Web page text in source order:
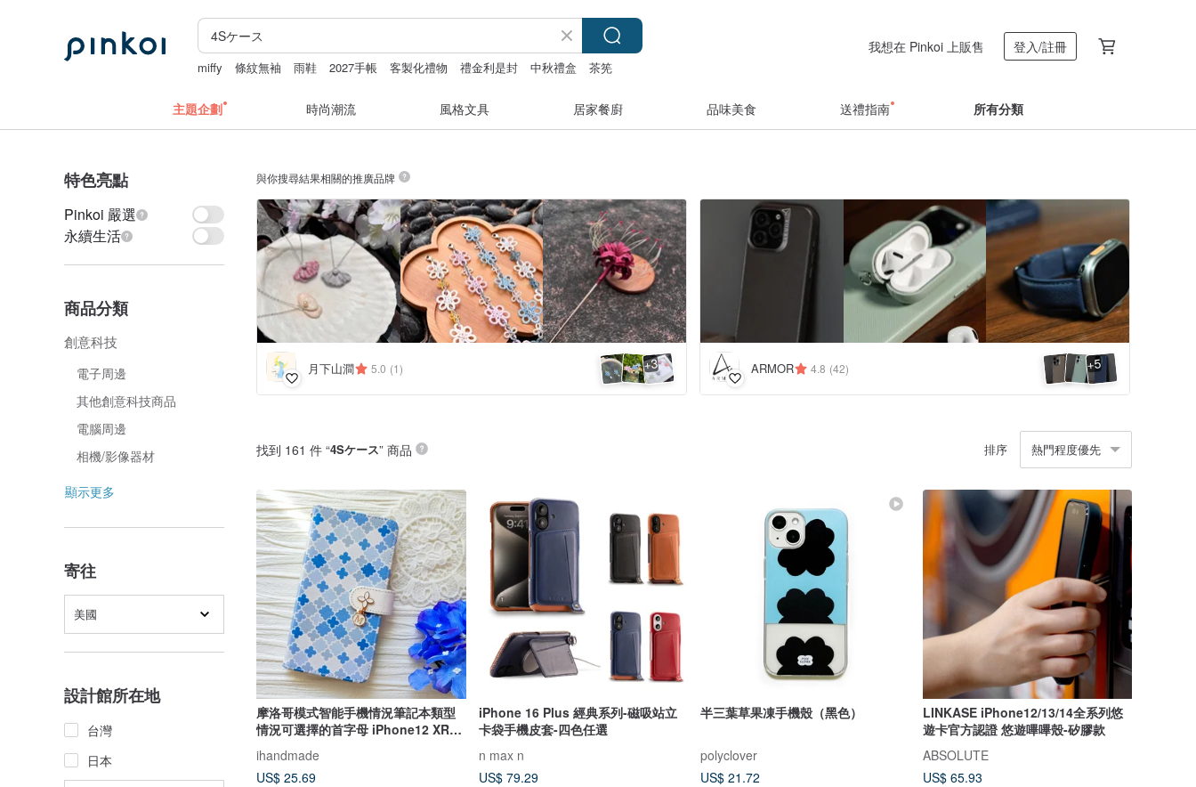
miffy 條紋無袖 雨鞋 2027手帳 客製化禮物 禮金利是封 中秋禮盒 茶筅
我想在 Pinkoi 上販售 登入/註冊
主題企劃 時尚潮流 風格文具 居家餐廚 品味美食 送禮指南 所有分類
特色亮點
Pinkoi 嚴選
永續生活
商品分類
創意科技
電子周邊
其他創意科技商品
電腦周邊
相機/影像器材
顯示更多
寄往
美國
設計館所在地
台灣
日本
與你搜尋結果相關的推廣品牌
月下山澗 5.0 (1) +3 ARMOR 4.8 (42) +5
找到 161 件 “4Sケース” 商品 排序 熱門程度優先
摩洛哥模式智能手機情況筆記本類型
情況可選擇的首字母 iPhone12 XR
iPhone 11 Xperia 10 IV Galaxy S23
S22
ihandmade
US$ 25.69
iPhone 16 Plus 經典系列-磁吸站立
卡袋手機皮套-四色任選
n max n
US$ 79.29
半三葉草果凍手機殼（黑色）
polyclover
US$ 21.72
LINKASE iPhone12/13/14全系列悠
遊卡官方認證 悠遊嗶嗶殼-矽膠款
ABSOLUTE
US$ 65.93